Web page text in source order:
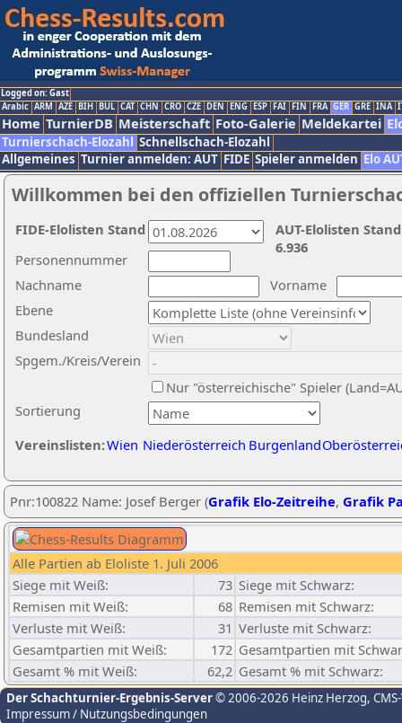
Logged on: Gast
Arabic ARM AZE BIH BUL CAT CHN CRO CZE DEN ENG ESP FAI FIN FRA GER GRE INA
Home TurnierDB Meisterschaft Foto-Galerie Meldekartei
Turnierschach-Elozahl Schnellschach-Elozahl
Allgemeines Turnier anmelden: AUT FIDE Spieler anmelden Elo
Willkommen bei den offiziellen
Nachname
Vorname
Ebene
Sortierung
Personennummer
Bundesland
Spgem./Kreis/Verein
Nur "österreichische" Spieler
Vereinslisten:Wien Niederösterreich Burgenland
AUT-Elolisten
6.936
FIDE-Elolisten Stand
Pnr:100822 Name: Josef Berger (Grafik Elo-Zeitreihe, Grafik
Alle Partien ab Eloliste 1. Juli 2006
Siege mit Weiß:
73 Siege mit Schwarz:
Remisen mit Weiß:
68 Remisen mit Schwarz:
Verluste mit Weiß:
31 Verluste mit Schwarz:
Gesamtpartien mit Weiß:
172 Gesamtpartien mit
Gesamt % mit Weiß:
62,2 Gesamt % mit Schwarz:
Der Schachturnier-Ergebnis-Server© 2006-2026 Heinz Herzog,
Impressum / Nutzungsbedingungen